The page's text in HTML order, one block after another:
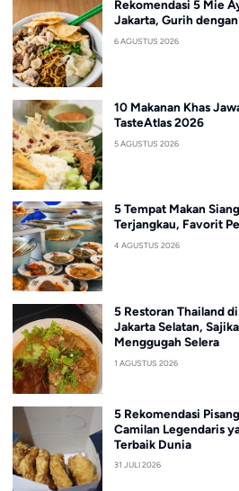
Rekomendasi 5 Mie
Jakarta, Gurih
6 AGUSTUS 2026
10 Makanan Khas
TasteAtlas 2026
5 AGUSTUS 2026
5 Tempat Makan
Terjangkau, Favorit
4 AGUSTUS 2026
5 Restoran Thailand
Jakarta Selatan,
Menggugah Selera
1 AGUSTUS 2026
5 Rekomendasi
Camilan Legendaris
Terbaik Dunia
31 JULI 2026